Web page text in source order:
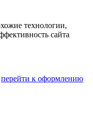
технологии,
сайта
перейти к оформлению